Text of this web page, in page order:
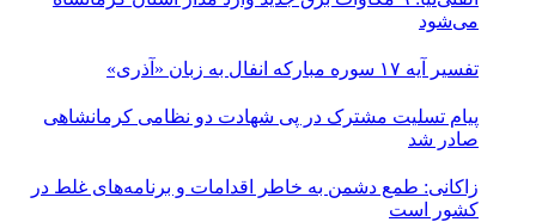
می‌شود
تفسیر آیه ۱۷ سوره مبارکه انفال به زبان «آذری»
پیام تسلیت مشترک در پی شهادت دو نظامی کرمانشاهی
صادر شد
زاکانی: طمع دشمن به خاطر اقدامات و برنامه‌های غلط در
کشور است